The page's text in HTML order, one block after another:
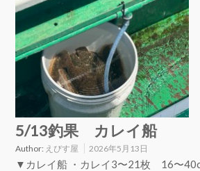
5/13釣果 カレイ船
Author: えびす屋 2026年5月13日
▼カレイ船 ・カレイ3〜21枚 16〜